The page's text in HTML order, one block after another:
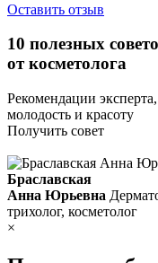
Оставить отзыв
10 полезных
от косметолога
Рекомендации
молодость и красоту
Получить совет
Браславская
Анна Юрьевна
трихолог, косметолог
×